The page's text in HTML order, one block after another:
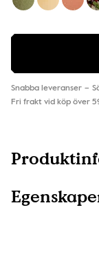
Snabba leveranser
Fri frakt vid köp över